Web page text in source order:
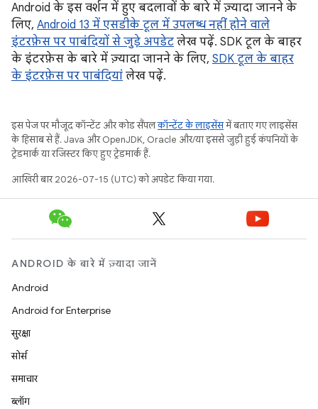
Android के इस वर्शन में हुए बदलावों के बारे में ज़्यादा जानने के
लिए, Android 13 में एसडीके टूल में उपलब्ध नहीं होने वाले
इंटरफ़ेस पर पाबंदियों से जुड़े अपडेट लेख पढ़ें. SDK टूल के बाहर
के इंटरफ़ेस के बारे में ज़्यादा जानने के लिए, SDK टूल के बाहर
के इंटरफ़ेस पर पाबंदियां लेख पढ़ें.
इस पेज पर मौजूद कॉन्टेंट और कोड सैंपलकॉन्टेंट के लाइसेंसमें बताए गए लाइसेंस
के हिसाब से हैं. Java और OpenJDK, Oracle और/या इससे जुड़ी हुई कंपनियों के
ट्रेडमार्क या रजिस्टर किए हुए ट्रेडमार्क हैं.
आखिरी बार 2026-07-15 (UTC) को अपडेट किया गया.
ANDROID के बारे में ज़्यादा जानें
Android
Android for Enterprise
सुरक्षा
सोर्स
समाचार
ब्लॉग